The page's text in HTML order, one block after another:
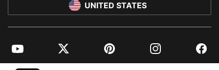
UNITED STATES
YouTube Twitter Pinterest Instagram